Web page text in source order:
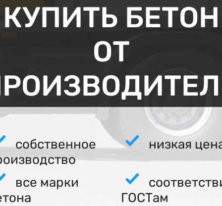
КУПИТЬ БЕТОН
ОТ
собственное
низкая
все марки
ГОСТам